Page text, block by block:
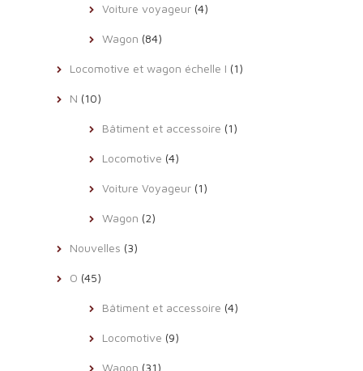
Voiture voyageur (4)
Wagon (84)
Locomotive et wagon échelle I (1)
N (10)
Bâtiment et accessoire (1)
Locomotive (4)
Voiture Voyageur (1)
Wagon (2)
Nouvelles (3)
O (45)
Bâtiment et accessoire (4)
Locomotive (9)
Wagon (31)